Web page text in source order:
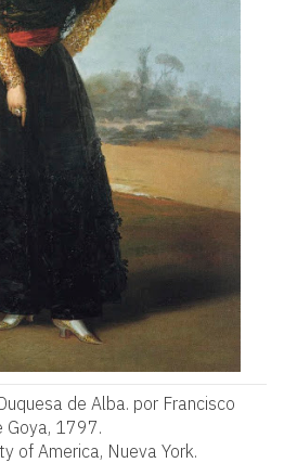
de Alba. por Francisco
Goya, 1797.
of America, Nueva York.